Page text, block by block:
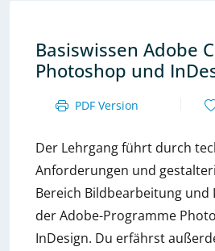
Basiswissen Adobe
Photoshop und
PDF Version
Der Lehrgang führt durch
Anforderungen und
Bereich Bildbearbeitung und
der Adobe-Programme
InDesign. Du erfährst